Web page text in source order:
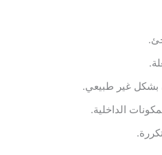
بشكل غير طبيعي.
الداخلية.